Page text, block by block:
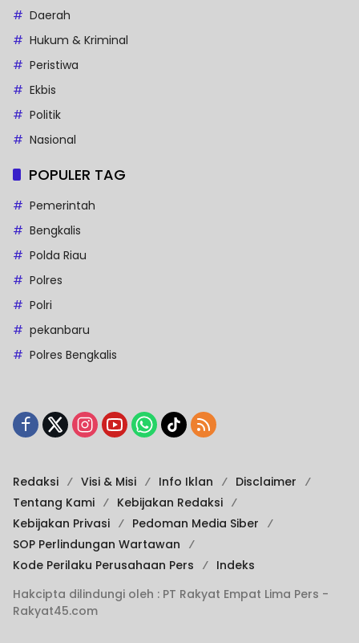
Daerah
Hukum & Kriminal
Peristiwa
Ekbis
Politik
Nasional
POPULER TAG
Pemerintah
Bengkalis
Polda Riau
Polres
Polri
pekanbaru
Polres Bengkalis
Redaksi Visi & Misi Info Iklan
Disclaimer
Tentang Kami
Kebijakan Redaksi
Kebijakan Privasi
Pedoman Media Siber
SOP Perlindungan Wartawan
Kode Perilaku Perusahaan Pers
Indeks
Hakcipta dilindungi oleh : PT Rakyat Empat Lima Pers -
Rakyat45.com